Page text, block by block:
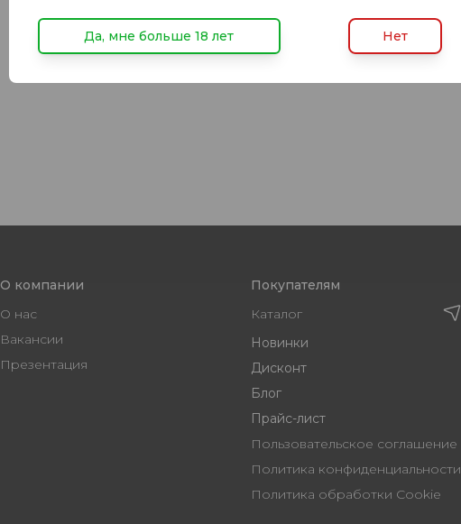
О компании
О нас
Вакансии
Презентация
Покупателям
Каталог
Новинки
Дисконт
Блог
Прайс-лист
Пользовательское соглашение
Политика конфиденциальности
Политика обработки Cookie
Да, мне больше 18 лет Нет